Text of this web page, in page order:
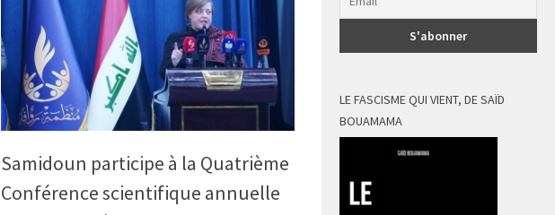
Samidoun participe à la Quatrième
Conférence scientifique annuelle
LE FASCISME QUI VIENT, DE SAÏD
BOUAMAMA